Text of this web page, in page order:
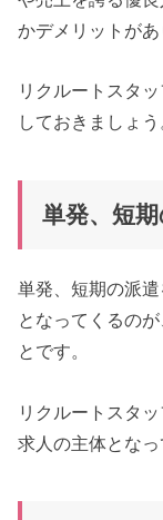
かデメリットがあ
リクルートスタ
しておきましょう
単発、短
単発、短期の派
となってくるの
とです。
リクルートスタ
求人の主体となっ